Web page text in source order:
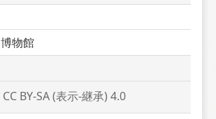
物館
CC BY-SA (表示-継承) 4.0